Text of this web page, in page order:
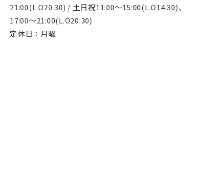
21:00(L.O20:30) / 土日祝11:00〜15:00(L.O14:30)、
17:00〜21:00(L.O20:30)
定休日：月曜